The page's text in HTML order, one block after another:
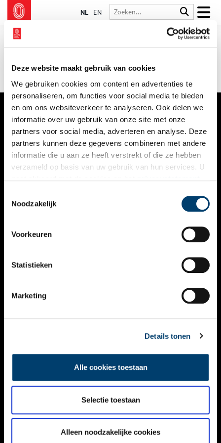
Deze website maakt gebruik van cookies
We gebruiken cookies om content en advertenties te
personaliseren, om functies voor social media te bieden
en om ons websiteverkeer te analyseren. Ook delen we
informatie over uw gebruik van onze site met onze
partners voor social media, adverteren en analyse. Deze
partners kunnen deze gegevens combineren met andere
informatie die u aan ze heeft verstrekt of die ze hebben
verzameld op basis van uw gebruik van hun services. U
Noodzakelijk
Voorkeuren
Statistieken
Marketing
Details tonen
Alle cookies toestaan
Selectie toestaan
Alleen noodzakelijke cookies
NL EN
VERHALEN
NIEUWS
KALENDER
ACTIVITEITEN
NIEUWSBRIEF
DISCLAIMER
TOEGANKELIJKHEID
Volg ONH op social media